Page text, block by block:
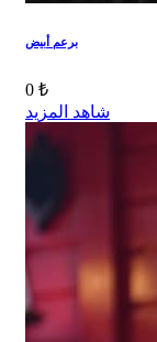
برعم أبيض
0 ₺
شاهد المزيد